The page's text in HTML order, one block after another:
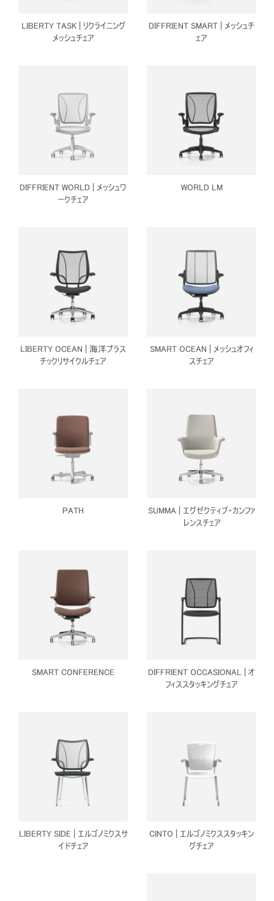
パスワードを忘れた
Select
LIBERTY TASK | リクライニング
メッシュチェア
DIFFRIENT SMART | メッシュチ
ェア
DIFFRIENT WORLD | メッシュワ
ークチェア
WORLD LM
LIBERTY OCEAN | 海洋プラス
チックリサイクルチェア
SMART OCEAN | メッシュオフィ
スチェア
PATH
SUMMA | エグゼクティブ・カンファ
レンスチェア
SMART CONFERENCE
DIFFRIENT OCCASIONAL | オ
フィススタッキングチェア
LIBERTY SIDE | エルゴノミクスサ
イドチェア
CINTO | エルゴノミクススタッキン
グチェア